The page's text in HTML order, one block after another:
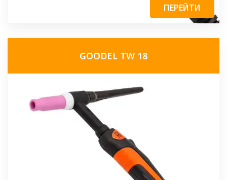
ПЕРЕЙТИ
GOODEL TW 18